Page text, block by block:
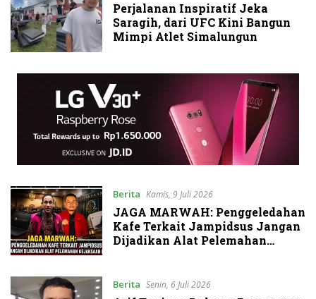
Perjalanan Inspiratif Jeka
Saragih, dari UFC Kini Bangun
Mimpi Atlet Simalungun
Berita Kamis, 9 Juli 2026
JAGA MARWAH: Penggeledahan
Kafe Terkait Jampidsus Jangan
Dijadikan Alat Pelemahan
Berita Senin, 6 Juli 2026